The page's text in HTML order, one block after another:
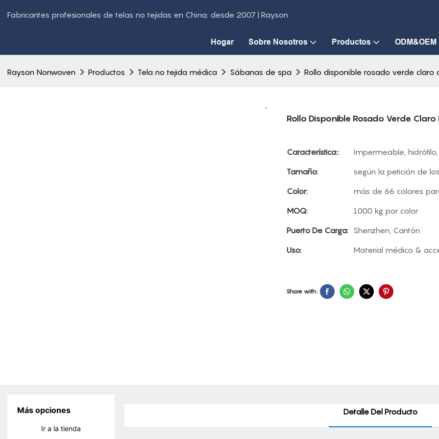
Fabricantes profesionales de telas no tejidas en China: desde 2007 | Rayson
Hogar Sobre Nosotros Productos ODM&OEM
Rayson Nonwoven Productos Tela no tejida médica Sábanas de spa Rollo disponible rosado verde claro
Rollo Disponible Rosado Verde Claro
Característica::
Impermeable,
Tamaño:
según la petición de
Color:
más de 66 colores
MOQ:
1000 kg por color
Puerto De Carga: Shenzhen, Cantón
Uso:
Material médico &
Share with:
Detalle Del Producto
Más opciones
Ir a la tienda